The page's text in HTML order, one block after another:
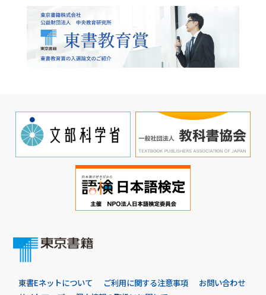
東書Eネットについて ご利用に関する注意事項
お問い合わせ